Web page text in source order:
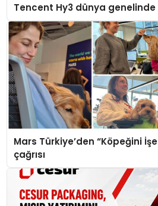
Tencent Hy3 dünya
Mars Türkiye’den “Köpeğini
çağrısı